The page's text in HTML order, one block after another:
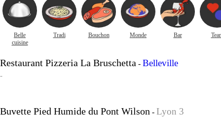
Belle
cuisine
Tradi Bouchon Monde Bar
Restaurant Pizzeria La Bruschetta - Belleville
-
Buvette Pied Humide du Pont Wilson - Lyon 3